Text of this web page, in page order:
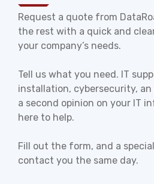
Request a quote from
the rest with a quick and
your company’s needs.
Tell us what you need. IT
installation, cybersecurity, an
a second opinion on your IT
here to help.
Fill out the form, and a
contact you the same day.